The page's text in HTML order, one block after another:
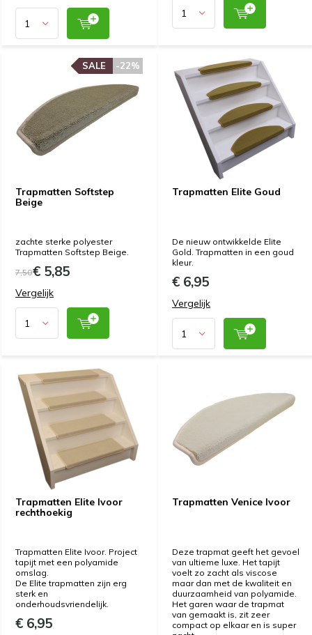
Trapmatten Softstep
Beige
zachte sterke polyester
Trapmatten Softstep Beige.
7,50€ 5,85
-22%
SALE
Vergelijk
-22%
SALE
Trapmatten Elite Goud
De nieuw ontwikkelde Elite
Gold. Trapmatten in een goud
kleur.
€ 6,95
Vergelijk
Trapmatten Elite Ivoor
rechthoekig
Trapmatten Elite Ivoor. Project
tapijt met een polyamide
omslag.
De Elite trapmatten zijn erg
sterk en
onderhoudsvriendelijk.
€ 6,95
Trapmatten Venice Ivoor
Deze trapmat geeft het gevoel
van ultieme luxe. Het tapijt
voelt zo zacht als viscose
maar dan met de kwaliteit en
duurzaamheid van polyamide.
Het garen waar de trapmat
van gemaakt is, zit zeer
compact op elkaar en is super